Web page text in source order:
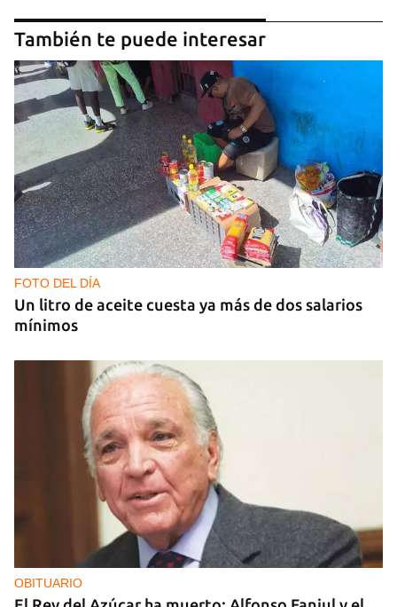
También te puede interesar
FOTO DEL DÍA
Un litro de aceite cuesta ya más de dos salarios
mínimos
OBITUARIO